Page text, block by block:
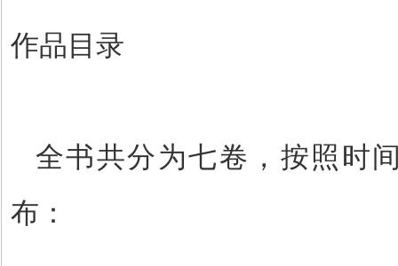
作品目录
全书共分为七卷，按照时
布：